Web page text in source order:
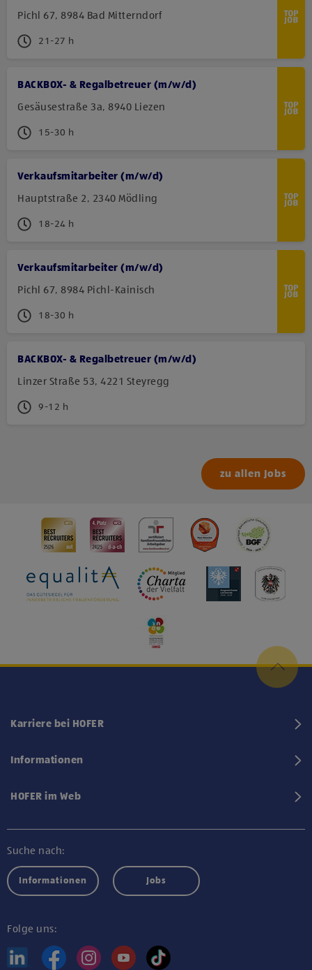
Pichl 67, 8984 Bad Mitterndorf
21-27 h
BACKBOX- & Regalbetreuer (m/w/d)
Gesäusestraße 3a, 8940 Liezen
15-30 h
Verkaufsmitarbeiter (m/w/d)
Hauptstraße 2, 2340 Mödling
18-24 h
Verkaufsmitarbeiter (m/w/d)
Pichl 67, 8984 Pichl-Kainisch
18-30 h
BACKBOX- & Regalbetreuer (m/w/d)
Linzer Straße 53, 4221 Steyregg
9-12 h
zu allen Jobs
Karriere bei HOFER
Informationen
HOFER im Web
Suche nach:
Informationen Jobs
Folge uns: